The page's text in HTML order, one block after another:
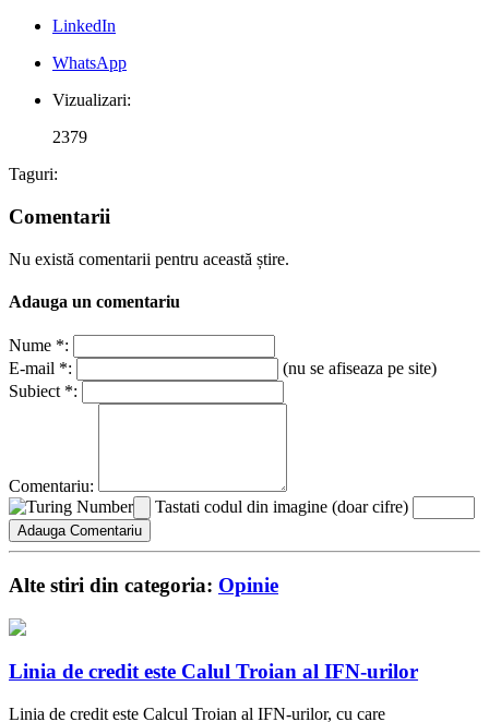
LinkedIn
WhatsApp
Vizualizari:
2379
Taguri:
Comentarii
Nu există comentarii pentru această știre.
Adauga un comentariu
Nume *:
E-mail *:
(nu se afiseaza pe site)
Subiect *:
Comentariu:
Tastati codul din imagine (doar cifre)
Alte stiri din categoria: Opinie
Linia de credit este Calul Troian al IFN-urilor
Linia de credit este Calcul Troian al IFN-urilor, cu care